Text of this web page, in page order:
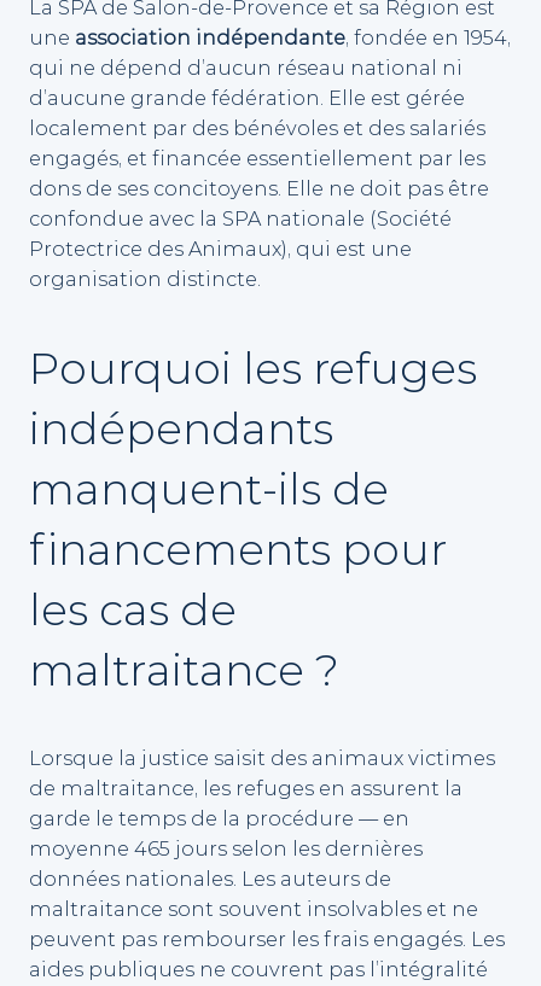
La SPA de Salon-de-Provence et sa Région est
une association indépendante, fondée en 1954,
qui ne dépend d’aucun réseau national ni
d’aucune grande fédération. Elle est gérée
localement par des bénévoles et des salariés
engagés, et financée essentiellement par les
dons de ses concitoyens. Elle ne doit pas être
confondue avec la SPA nationale (Société
Protectrice des Animaux), qui est une
organisation distincte.
Pourquoi les refuges
indépendants
manquent-ils de
financements pour
les cas de
maltraitance ?
Lorsque la justice saisit des animaux victimes
de maltraitance, les refuges en assurent la
garde le temps de la procédure — en
moyenne 465 jours selon les dernières
données nationales. Les auteurs de
maltraitance sont souvent insolvables et ne
peuvent pas rembourser les frais engagés. Les
aides publiques ne couvrent pas l’intégralité